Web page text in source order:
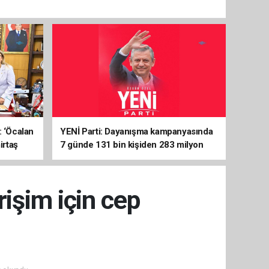
‘Öcalan
YENİ Parti: Dayanışma kampanyasında
7 günde 131 bin kişiden 283 milyon
liralık destek
için cep